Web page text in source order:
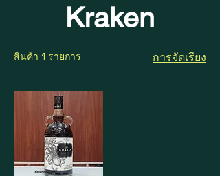
Kraken
สินค้า 1 รายการ การจัดเรียง